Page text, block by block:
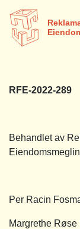
RFE-2022-289
Behandlet av
Per Racin
Margrethe